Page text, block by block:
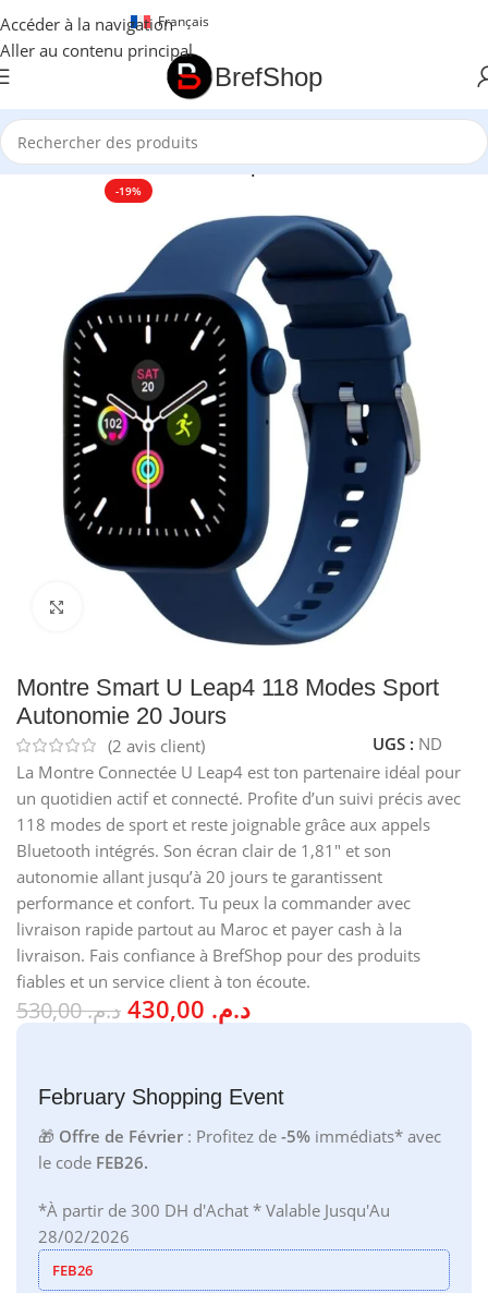
Accéder à la navigation
Aller au contenu principal
Français
BrefShop
Accueil/ Accessoires Electroniques
-19%
Cliquez pour agrandir
Montre Smart U Leap4 118 Modes Sport
Autonomie 20 Jours
(2 avis client) UGS : ND
La Montre Connectée U Leap4 est ton partenaire idéal pour
un quotidien actif et connecté. Profite d’un suivi précis avec
118 modes de sport et reste joignable grâce aux appels
Bluetooth intégrés. Son écran clair de 1,81″ et son
autonomie allant jusqu’à 20 jours te garantissent
performance et confort. Tu peux la commander avec
livraison rapide partout au Maroc et payer cash à la
livraison. Fais confiance à BrefShop pour des produits
fiables et un service client à ton écoute.
د.م.530,00 د.م.
February Shopping Event
🎁 Offre de Février : Profitez de -5% immédiats* avec
le code FEB26.
*À partir de 300 DH d'Achat * Valable Jusqu'Au
28/02/2026
FEB26